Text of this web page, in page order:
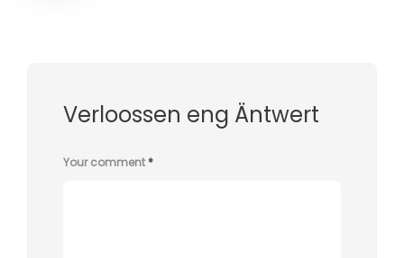
Verloossen eng Äntwert
Your comment*